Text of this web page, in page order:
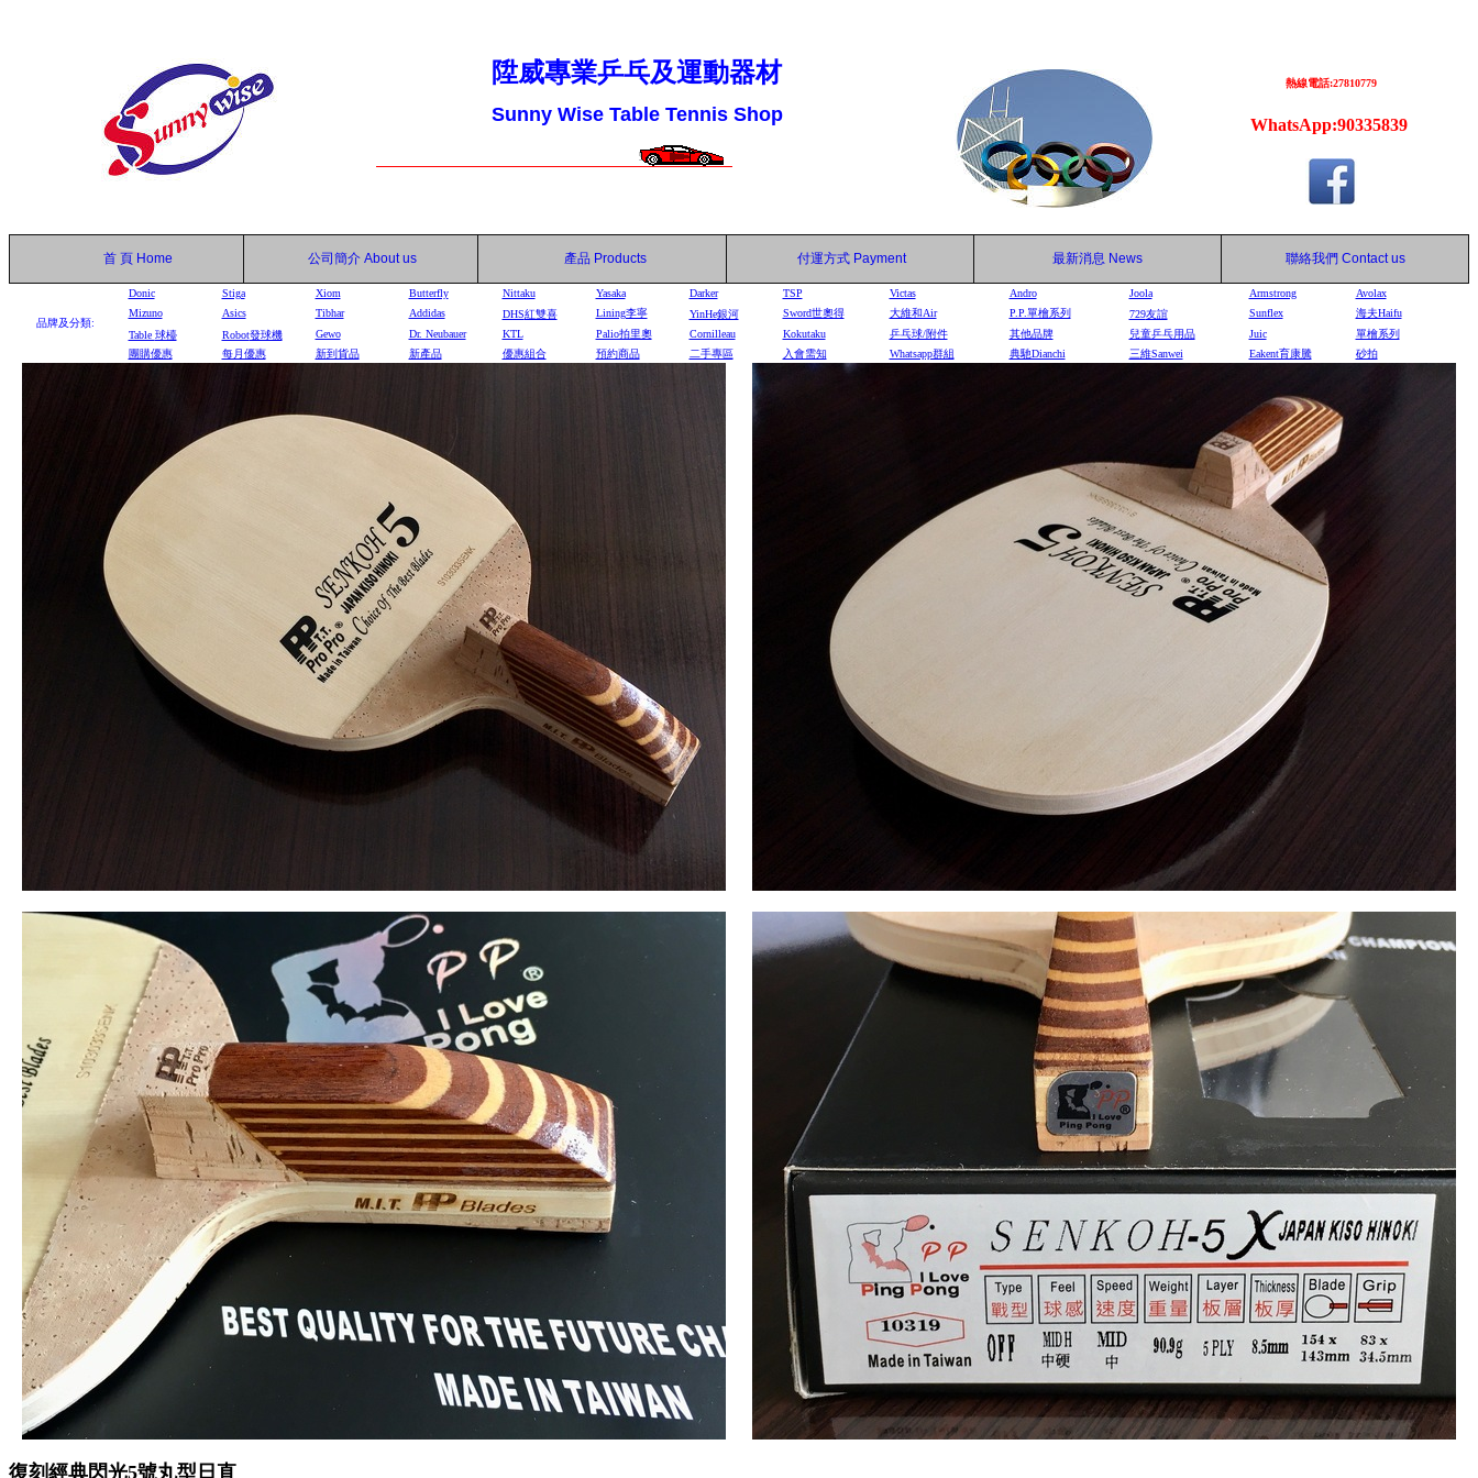
陞威專業乒乓及運動器材
Sunny Wise Table Tennis Shop
熱線電話:27810779
WhatsApp:90335839
首 頁 Home 公司簡介 About us 產品 Products 付運方式 Payment 最新消息 News 聯絡我們 Contact us
品牌及分類:
Donic Stiga Xiom Butterfly Nittaku Yasaka Darker TSP Victas Andro Joola Armstrong
Avolax
Mizuno
Asics Tibhar Addidas DHS紅雙喜 Lining李寧 YinHe銀河 Sword世奧得 大維和Air P.P.單檜系列 729友誼 Sunflex
海夫Haifu
Table 球檯 Robot發球機 Gewo Dr. Neubauer KTL Palio拍里奧 Cornilleau Kokutaku 乒乓球/附件 其他品牌 兒童乒乓用品 Juic
單檜系列
團購優惠
每月優惠 新到貨品 新產品 優惠組合 預約商品 二手專區 入會需知 Whatsapp群組 典馳Dianchi 三維Sanwei Eakent育康騰 砂拍
復刻經典閃光5號丸型日直